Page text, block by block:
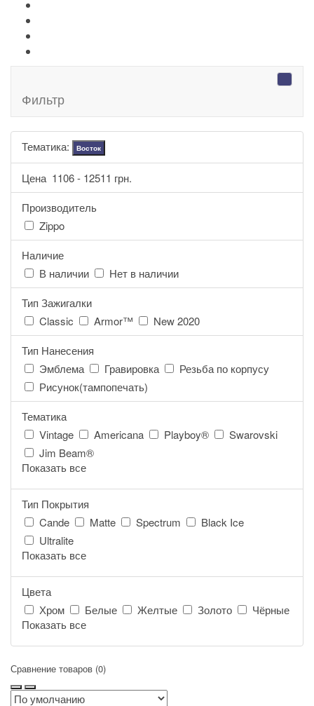
Фильтр
Тематика: Восток
Цена 1106- 12511 грн.
Производитель
Zippo
Наличие
В наличии
Нет в наличии
Тип Зажигалки
Classic
Armor™
New 2020
Тип Нанесения
Эмблема
Гравировка
Резьба по корпусу
Рисунок(тампопечать)
Тематика
Vintage
Americana Playboy®
Swarovski
Jim Beam®
Показать все
Тип Покрытия
Cande
Matte Spectrum
Black Ice
Ultralite
Показать все
Цвета
Хром
Белые Желтые Золото
Чёрные
Показать все
Сравнение товаров (0)